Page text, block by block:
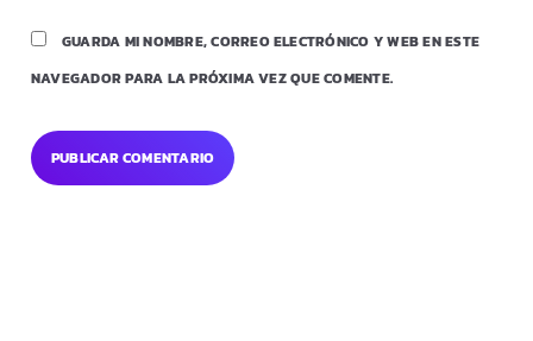
GUARDA MI NOMBRE, CORREO ELECTRÓNICO Y WEB EN ESTE
NAVEGADOR PARA LA PRÓXIMA VEZ QUE COMENTE.